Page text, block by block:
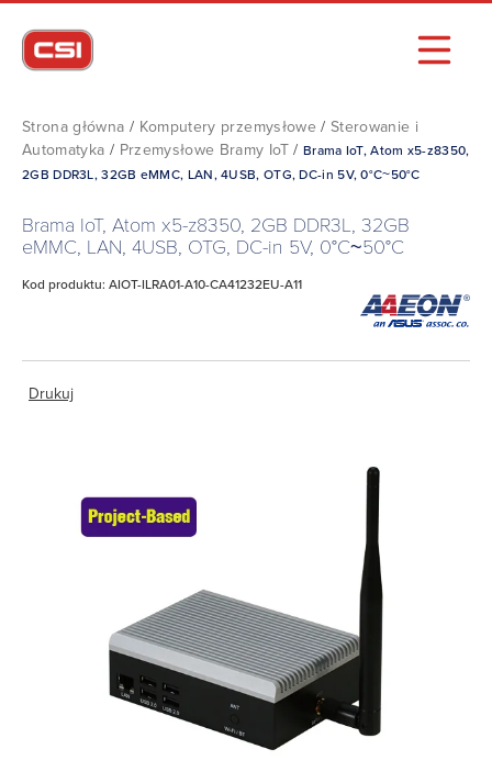
Strona główna / Komputery przemysłowe /Sterowanie i
Automatyka / Przemysłowe Bramy IoT/ Brama IoT, Atom x5-z8350,
2GB DDR3L, 32GB eMMC, LAN, 4USB, OTG, DC-in 5V, 0°C~50°C
Brama IoT, Atom x5-z8350, 2GB DDR3L, 32GB
eMMC, LAN, 4USB, OTG, DC-in 5V, 0°C~50°C
Kod produktu: AIOT-ILRA01-A10-CA41232EU-A11
Drukuj